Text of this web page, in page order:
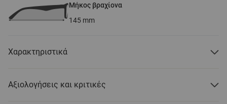
Μήκος βραχίονα
145 mm
Χαρακτηριστικά
Αξιολογήσεις και κριτικές